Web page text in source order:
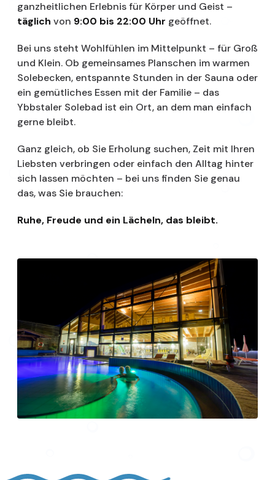
ganzheitlichen Erlebnis für Körper und Geist –
täglich von 9:00 bis 22:00 Uhr geöffnet.
Bei uns steht Wohlfühlen im Mittelpunkt – für Groß
und Klein. Ob gemeinsames Planschen im warmen
Solebecken, entspannte Stunden in der Sauna oder
ein gemütliches Essen mit der Familie – das
Ybbstaler Solebad ist ein Ort, an dem man einfach
gerne bleibt.
Ganz gleich, ob Sie Erholung suchen, Zeit mit Ihren
Liebsten verbringen oder einfach den Alltag hinter
sich lassen möchten – bei uns finden Sie genau
das, was Sie brauchen:
Ruhe, Freude und ein Lächeln, das bleibt.